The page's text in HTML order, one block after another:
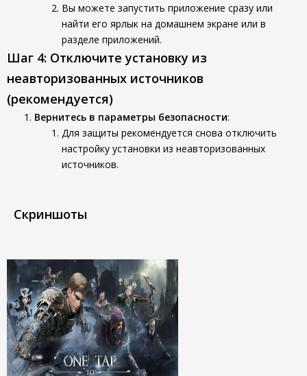
Вы можете запустить приложение сразу или
найти его ярлык на домашнем экране или в
разделе приложений.
Шаг 4: Отключите установку из
неавторизованных источников
(рекомендуется)
Вернитесь в параметры безопасности:
Для защиты рекомендуется снова отключить
настройку установки из неавторизованных
источников.
Скриншоты